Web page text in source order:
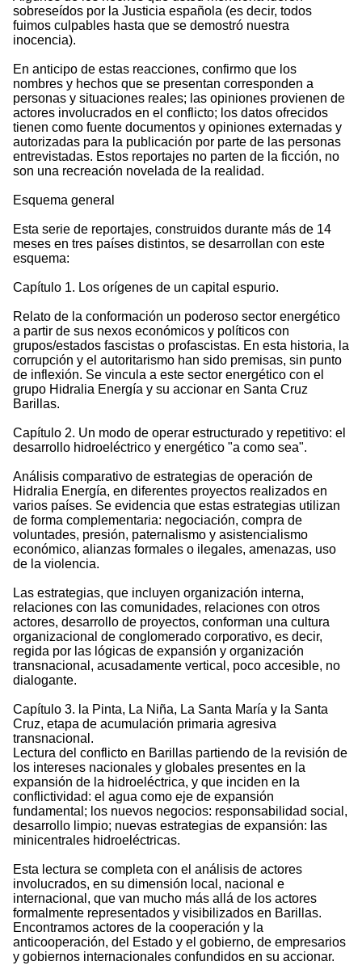
sobreseídos por la Justicia española (es decir, todos
fuimos culpables hasta que se demostró nuestra
inocencia).
En anticipo de estas reacciones, confirmo que los
nombres y hechos que se presentan corresponden a
personas y situaciones reales; las opiniones provienen de
actores involucrados en el conflicto; los datos ofrecidos
tienen como fuente documentos y opiniones externadas y
autorizadas para la publicación por parte de las personas
entrevistadas. Estos reportajes no parten de la ficción, no
son una recreación novelada de la realidad.
Esquema general
Esta serie de reportajes, construidos durante más de 14
meses en tres países distintos, se desarrollan con este
esquema:
Capítulo 1. Los orígenes de un capital espurio.
Relato de la conformación un poderoso sector energético
a partir de sus nexos económicos y políticos con
grupos/estados fascistas o profascistas. En esta historia, la
corrupción y el autoritarismo han sido premisas, sin punto
de inflexión. Se vincula a este sector energético con el
grupo Hidralia Energía y su accionar en Santa Cruz
Barillas.
Capítulo 2. Un modo de operar estructurado y repetitivo: el
desarrollo hidroeléctrico y energético "a como sea".
Análisis comparativo de estrategias de operación de
Hidralia Energía, en diferentes proyectos realizados en
varios países. Se evidencia que estas estrategias utilizan
de forma complementaria: negociación, compra de
voluntades, presión, paternalismo y asistencialismo
económico, alianzas formales o ilegales, amenazas, uso
de la violencia.
Las estrategias, que incluyen organización interna,
relaciones con las comunidades, relaciones con otros
actores, desarrollo de proyectos, conforman una cultura
organizacional de conglomerado corporativo, es decir,
regida por las lógicas de expansión y organización
transnacional, acusadamente vertical, poco accesible, no
dialogante.
Capítulo 3. la Pinta, La Niña, La Santa María y la Santa
Cruz, etapa de acumulación primaria agresiva
transnacional.
Lectura del conflicto en Barillas partiendo de la revisión de
los intereses nacionales y globales presentes en la
expansión de la hidroeléctrica, y que inciden en la
conflictividad: el agua como eje de expansión
fundamental; los nuevos negocios: responsabilidad social,
desarrollo limpio; nuevas estrategias de expansión: las
minicentrales hidroeléctricas.
Esta lectura se completa con el análisis de actores
involucrados, en su dimensión local, nacional e
internacional, que van mucho más allá de los actores
formalmente representados y visibilizados en Barillas.
Encontramos actores de la cooperación y la
anticooperación, del Estado y el gobierno, de empresarios
y gobiernos internacionales confundidos en su accionar.